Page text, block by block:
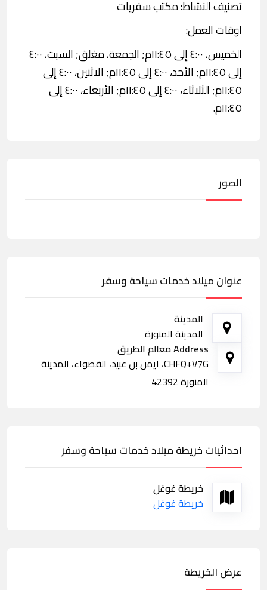
تصنيف النشاط: مكتب سفريات
اوقات العمل:
الخميس، ٤:٠٠ إلى ١١:٤٥م; الجمعة، مغلق; السبت، ٤:٠٠
إلى ١١:٤٥م; الأحد، ٤:٠٠ إلى ١١:٤٥م; الاثنين، ٤:٠٠ إلى
١١:٤٥م; الثلاثاء، ٤:٠٠ إلى ١١:٤٥م; الأربعاء، ٤:٠٠ إلى
١١:٤٥م.
الصور
عنوان ميلاد خدمات سياحة وسفر
المدينة
المدينة المنورة
Address معالم الطريق
CHFQ+V7G، ايمن بن عبيد، القصواء، المدينة
المنورة 42392
احداثيات خريطة ميلاد خدمات سياحة وسفر
خريطة غوغل
خريطة غوغل
عرض الخريطة